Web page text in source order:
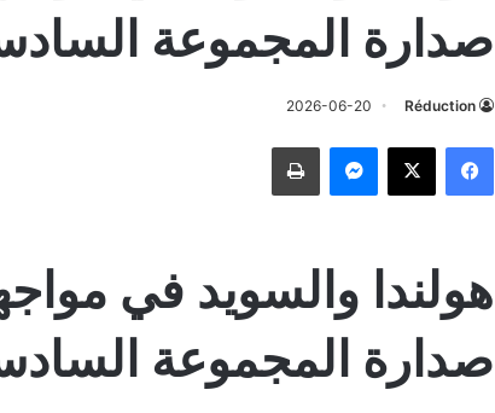
صدارة المجموعة
Réduction
2026-06-20
فيسبوك ‫X ماسنجر طباعة
هولندا والسويد في
صدارة المجموعة